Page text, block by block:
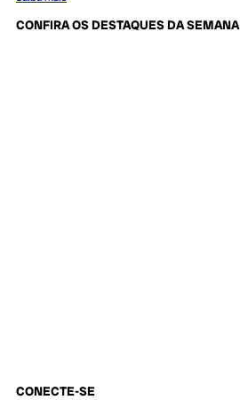
CONFIRA OS DESTAQUES DA SEMANA
CONECTE-SE